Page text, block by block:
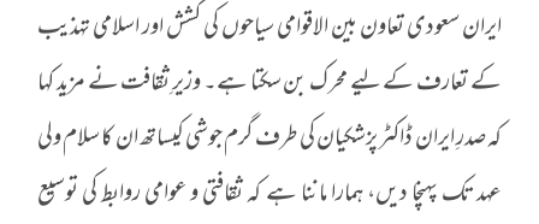
ایران سعودی تعاون بین الاقوامی سیاحوں کی کشش اور اسلامی تہذیب
کے تعارف کے لیے محرک بن سکتا ہے۔ وزیرِ ثقافت نے مزید کہا
کہ صدرِ ایران ڈاکٹر پزشکیان کی طرف گرم جوشی کیساتھ ان کا سلام ولی
عہد تک پہنچا دیں، ہمارا ماننا ہے کہ ثقافتی و عوامی روابط کی توسیع